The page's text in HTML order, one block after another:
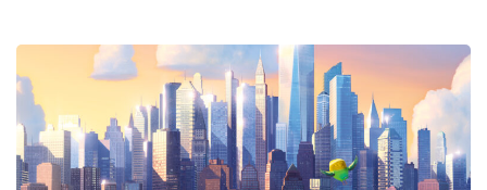
Mascotas
la